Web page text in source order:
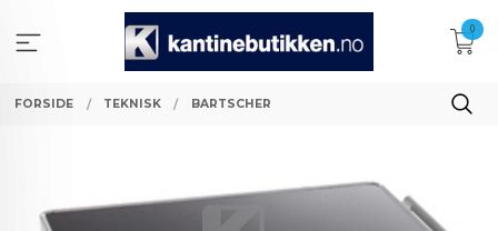
innholdet
0
FORSIDE TEKNISK BARTSCHER